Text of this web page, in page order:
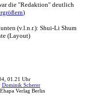
die "Redaktion" deutlich
)
(v.l.n.r.): Shui-Li Shum
(Layout)
01.21 Uhr
Dominik Scherer
Verlag Berlin